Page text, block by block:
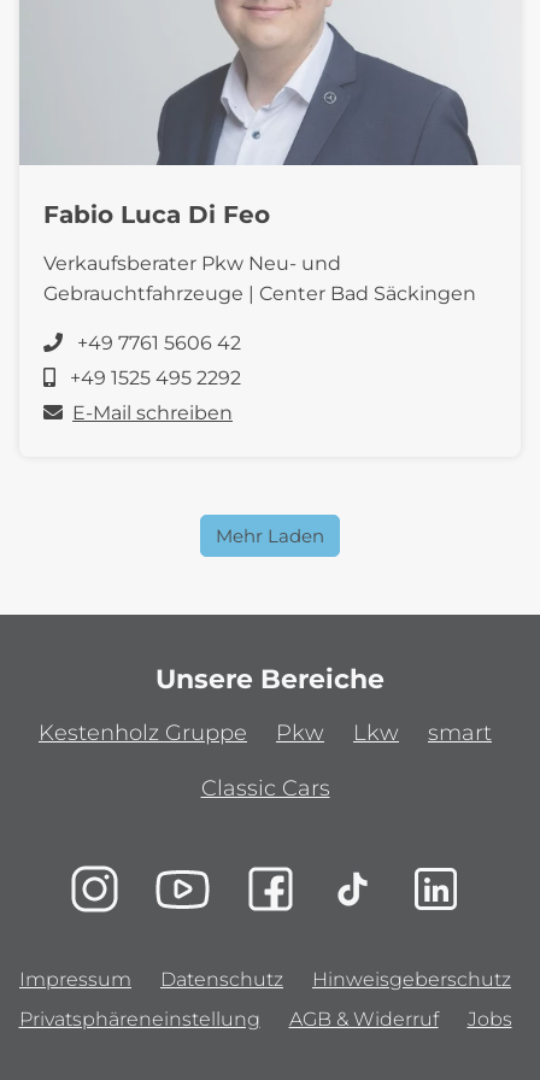
Fabio Luca Di Feo
Verkaufsberater Pkw Neu- und
Gebrauchtfahrzeuge | Center Bad Säckingen
+49 7761 5606 42
+49 1525 495 2292
E-Mail schreiben
Mehr Laden
Unsere Bereiche
Kestenholz Gruppe Pkw Lkw smart
Classic Cars
Impressum Datenschutz
Hinweisgeberschutz
Privatsphäreneinstellung
AGB & Widerruf Jobs